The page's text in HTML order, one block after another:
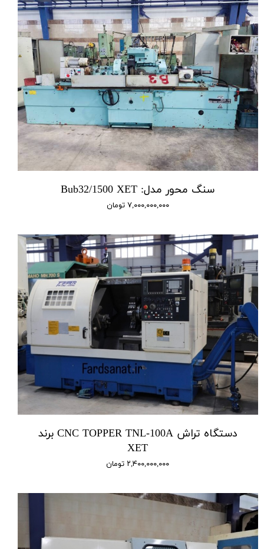
سنگ محور مدل: Bub32/1500 XET
۷,۰۰۰,۰۰۰,۰۰۰ تومان
دستگاه تراش CNC TOPPER TNL-100A برند
XET
۲,۴۰۰,۰۰۰,۰۰۰ تومان